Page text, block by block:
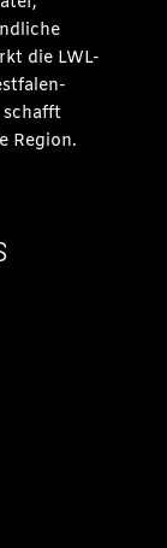
die LWL-
Region.